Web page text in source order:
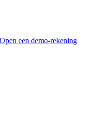
Open een demo-rekening